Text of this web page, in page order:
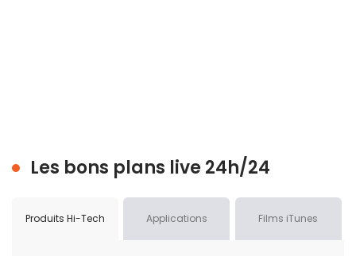
Les bons plans live 24h/24
Produits Hi-Tech Applications Films iTunes